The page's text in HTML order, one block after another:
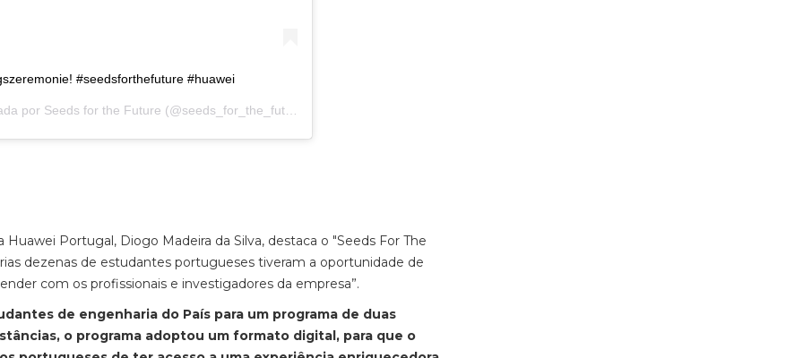
#seedsforthefuture #huawei
por Seeds for the Future (@seeds_for_the_future) em
Portugal, Diogo Madeira da Silva, destaca o "Seeds For The
dezenas de estudantes portugueses tiveram a oportunidade de
com os profissionais e investigadores da empresa”.
de engenharia do País para um programa de duas
o programa adoptou um formato digital, para que o